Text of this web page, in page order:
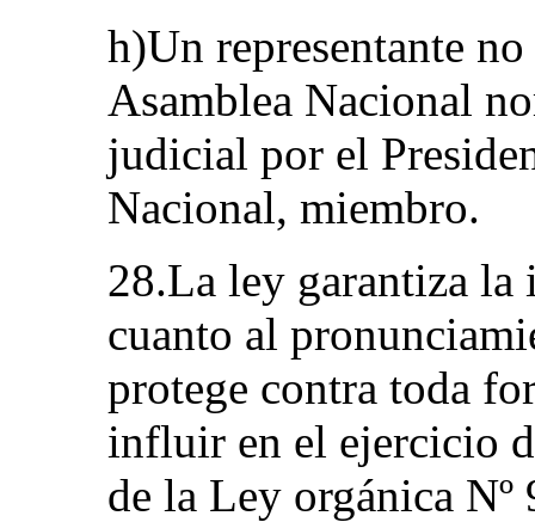
h)Un representante
Asamblea Nacional
judicial por el
Nacional, miembro.
28.La ley garantiza la
cuanto al
protege contra toda
influir en el ejercicio
de la Ley orgánica